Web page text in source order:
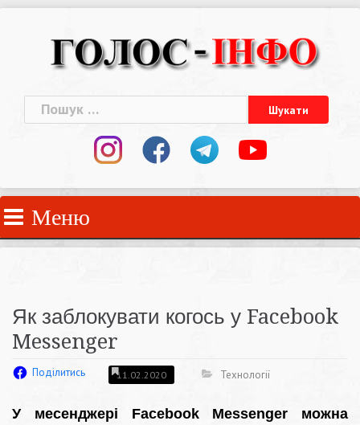
Пошук:
Меню
Як заблокувати когось у Facebook
Messenger
Поділитись 11.02.2020 Технології
У месенджері Facebook Messenger можна